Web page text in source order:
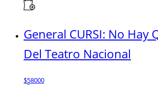
General CURSI: No Hay
Del Teatro Nacional
$58000